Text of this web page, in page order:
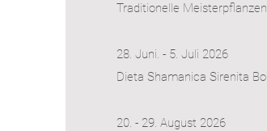
Traditionelle
28. Juni. - 5. Juli 2026
Dieta Shamanica Sirenita
20. - 29. August 2026